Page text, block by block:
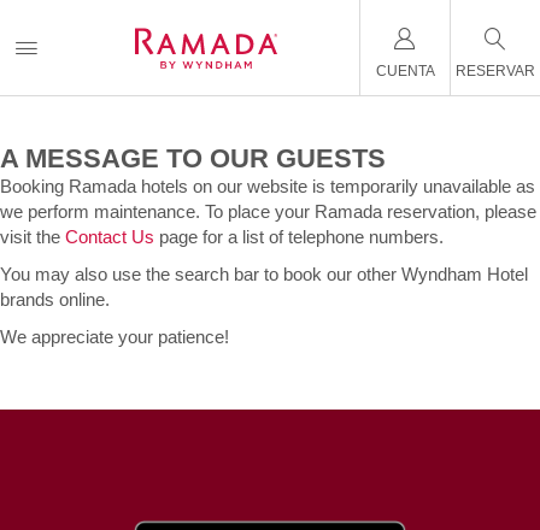
CUENTA RESERVAR
A MESSAGE TO OUR GUESTS
Booking Ramada hotels on our website is temporarily unavailable as
we perform maintenance. To place your Ramada reservation, please
visit the Contact Us page for a list of telephone numbers.
You may also use the search bar to book our other Wyndham Hotel
brands online.
We appreciate your patience!